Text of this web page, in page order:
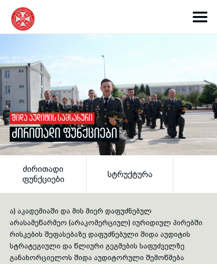
toggle submenu
toggle submenu
toggle submenu
toggle submenu
toggle submenu
ᲨᲘᲓᲐ ᲐᲣᲓᲘᲢᲘᲡ ᲡᲐᲛᲡᲐᲮᲣᲠᲘ
ᲫᲘᲠᲘᲗᲐᲓᲘ ᲤᲣᲜᲥᲪᲘᲔᲑᲘ
ᲫᲘᲠᲘᲗᲐᲓᲘ
ᲤᲣᲜᲥᲪᲘᲔᲑᲘ
ᲡᲢᲠᲣᲥᲢᲣᲠᲐ
ა) აკადემიაში და მის მიერ დაფუძნებულ
არასამეწარმეო (არაკომერციულ) იურიდიულ პირებში
რისკების შეფასებაზე დაფუძნებული შიდა აუდიტის
სტრატეგიული და წლიური გეგმების საფუძველზე
განახორციელოს შიდა აუდიტორული შემოწმება